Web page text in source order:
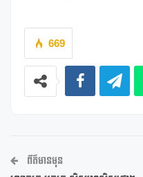
669
ព័ត៌មានមុន